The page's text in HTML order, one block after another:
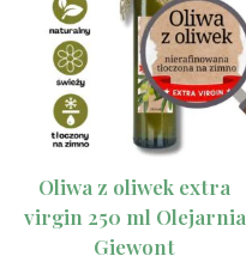
Oliwa z oliwek extra
virgin 250 ml Olejarnia
Giewont